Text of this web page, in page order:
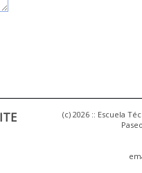
(c) 2026 :: Escuela